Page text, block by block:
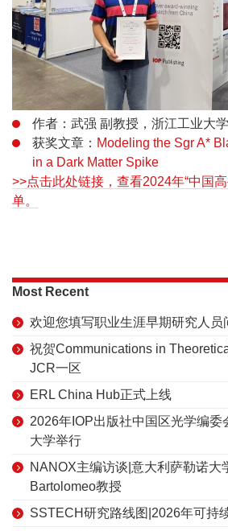
作者：武强 副教授，浙江工业大学
获奖文章： Modeling the Sgr A*
in a Dark Matter Spike
>>点击此处链接，查看2024年“中国
单。
Most Recent
欢迎您填写职业生涯早期研究人员
祝贺Communications in
JCR一区
ERL China Hub正式上线
2026年IOP出版社中国区光学编委
大学举行
NANOX主编访谈|意大利萨勒诺大
Bartolomeo教授
SSTECH研究路线图|2026年可持